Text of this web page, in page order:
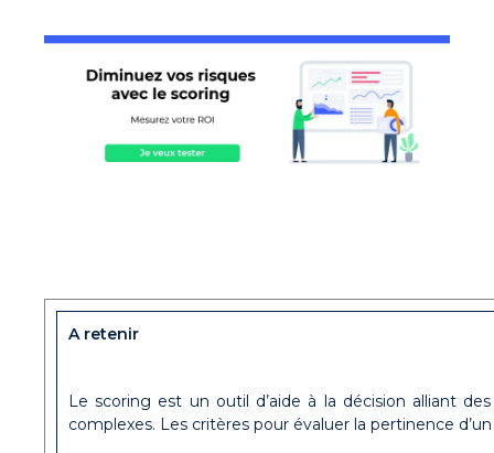
A retenir
Le scoring est un outil d’aide à la décision alliant
complexes. Les critères pour évaluer la pertinence